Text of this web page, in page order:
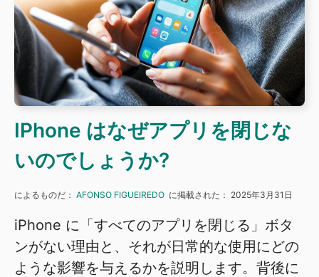
IPhone はなぜアプリを閉じな
いのでしょうか?
によるものだ： AFONSO FIGUEIREDO に掲載された： 2025年3月31日
iPhone に「すべてのアプリを閉じる」ボタ
ンがない理由と、それが日常的な使用にどの
ような影響を与えるかを説明します。背後に